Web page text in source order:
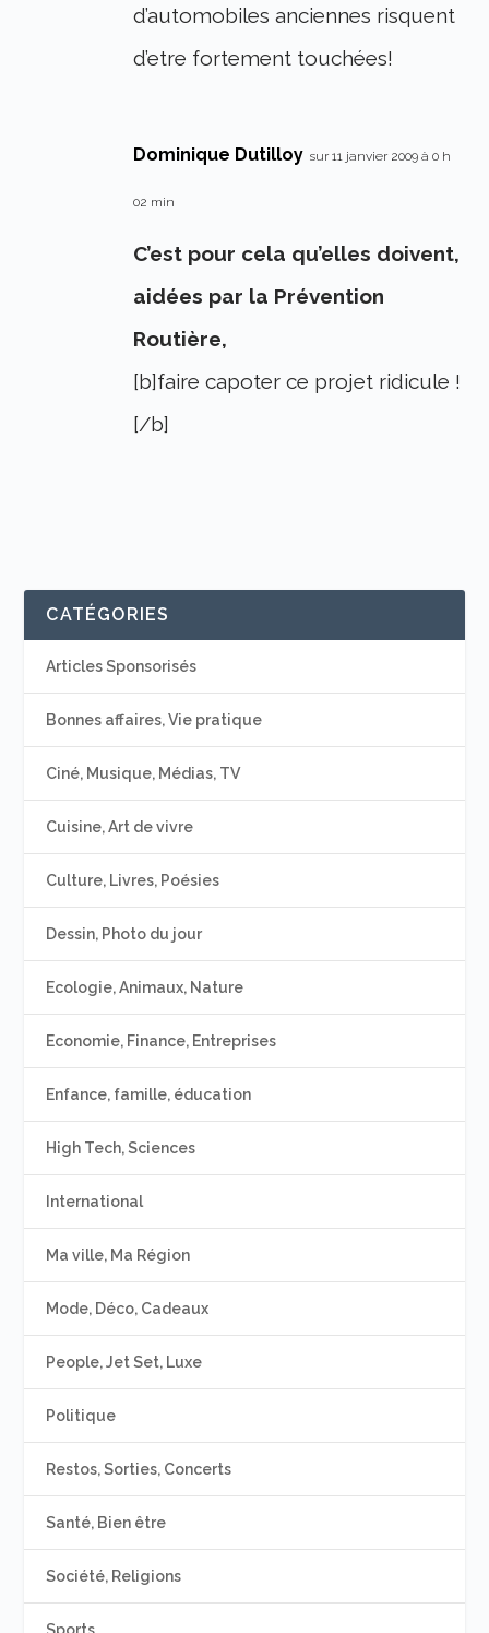
d’automobiles anciennes risquent
d’etre fortement touchées!
Dominique Dutilloy sur 11 janvier 2009 à 0 h
02 min
C’est pour cela qu’elles doivent,
aidées par la Prévention
Routière,
[b]faire capoter ce projet ridicule !
[/b]
CATÉGORIES
Articles Sponsorisés
Bonnes affaires, Vie pratique
Ciné, Musique, Médias, TV
Cuisine, Art de vivre
Culture, Livres, Poésies
Dessin, Photo du jour
Ecologie, Animaux, Nature
Economie, Finance, Entreprises
Enfance, famille, éducation
High Tech, Sciences
International
Ma ville, Ma Région
Mode, Déco, Cadeaux
People, Jet Set, Luxe
Politique
Restos, Sorties, Concerts
Santé, Bien être
Société, Religions
Sports